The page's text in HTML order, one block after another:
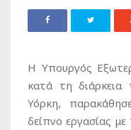
Η Υπουργός
κατά τη
Υόρκη,
δείπνο εργασίας